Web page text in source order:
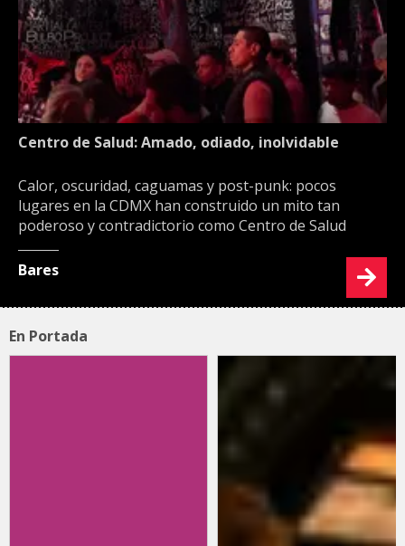
Centro de Salud: Amado, odiado, inolvidable
Calor, oscuridad, caguamas y post-punk: pocos
lugares en la CDMX han construido un mito tan
poderoso y contradictorio como Centro de Salud
Bares
En Portada